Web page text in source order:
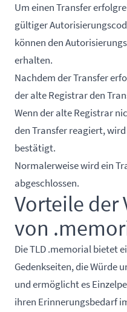
Um einen Transfer
gültiger
können den
erhalten.
Nachdem der Transfer
der alte Registrar den
Wenn der alte Registrar
den Transfer reagiert,
bestätigt.
Normalerweise wird ein
abgeschlossen.
Vorteile der
von
Die TLD .memorial bietet
Gedenkseiten, die Würde
und ermöglicht es
ihren Erinnerungsbedarf